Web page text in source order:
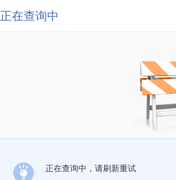
正在查询中
正在查询中，请刷新重试